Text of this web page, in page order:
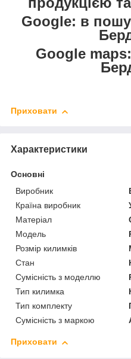
Google: в
Google
Приховати
Характеристики
Основні
Виробник
Країна виробник
Матеріал
Модель
Розмір килимків
Стан
Сумісність з моделлю
Тип килимка
Тип комплекту
Сумісність з маркою
Приховати